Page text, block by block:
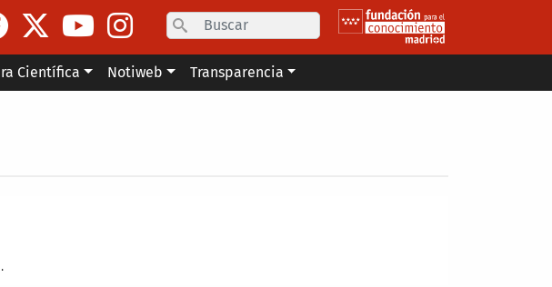
Search
Científica Notiweb Transparencia